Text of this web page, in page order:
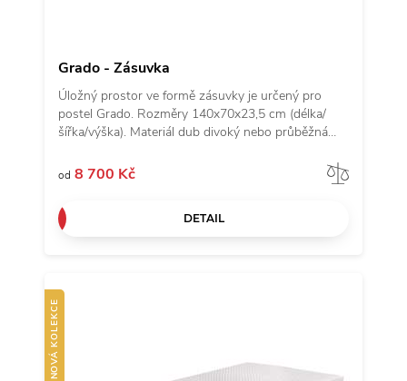
Grado - Zásuvka
Úložný prostor ve formě zásuvky je určený pro
postel Grado. Rozměry 140x70x23,5 cm (délka/
šířka/výška). Materiál dub divoký nebo průběžná
postelí, s přístupem od nohou postele nebo z boku.
od 8 700 Kč
DETAIL
NOVÁ KOLEKCE